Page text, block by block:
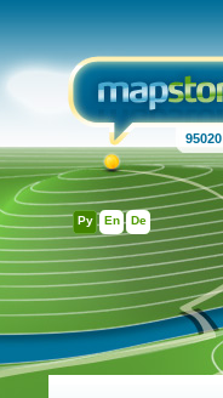
Ру En De
95020